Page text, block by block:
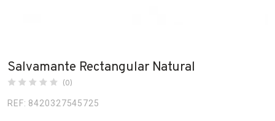
FAQ’s
Contacto
Salvamante Rectangular Natural
(0)
REF: 8420327545725